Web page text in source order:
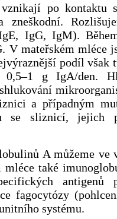
po kontaktu
IgG, IgM).
V mateřském mléce
podíl však
0,5–1 g IgA/den.
a případným
se sliznicí, jejich
A můžeme ve
mléce také
antigenů
fagocytózy
systému.